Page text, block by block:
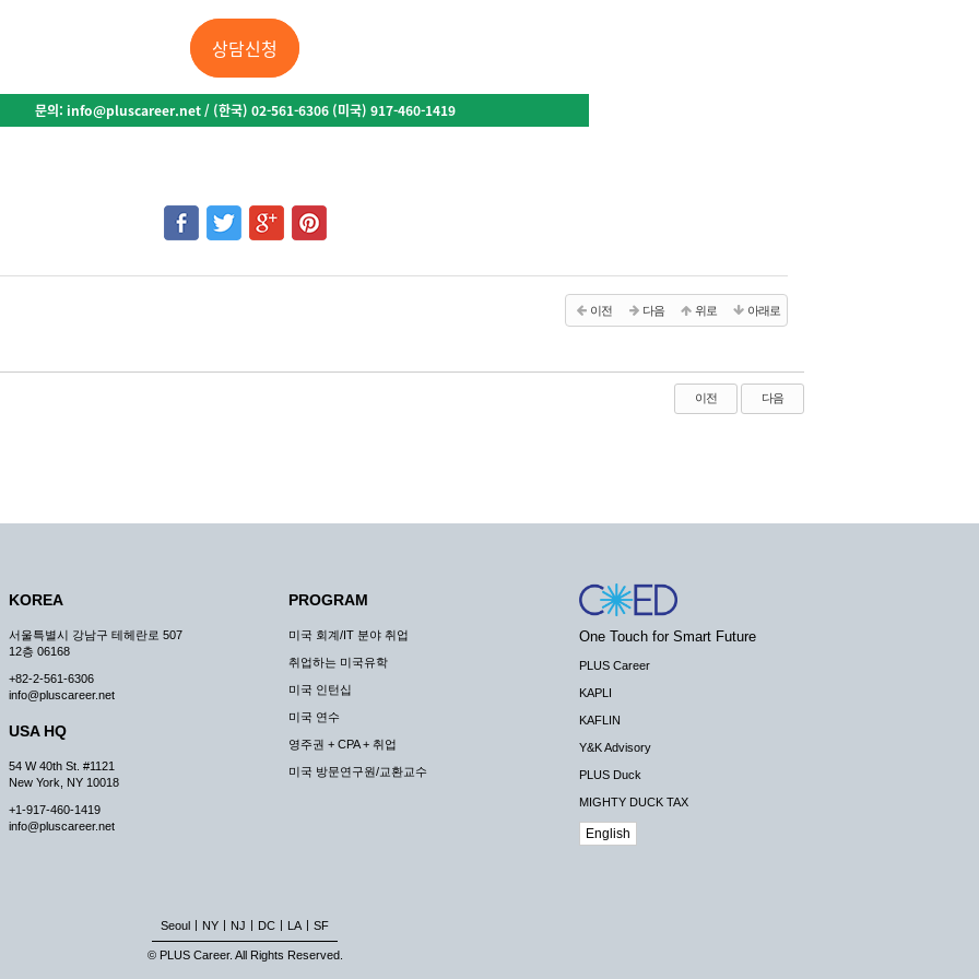
상담신청
문의: info@pluscareer.net / (한국) 02-561-6306 (미국) 917-460-1419
이전 다음 위로 아래로
이전 다음
KOREA
서울특별시 강남구 테헤란로 507
12층 06168
+82-2-561-6306
info@pluscareer.net
USA HQ
54 W 40th St. #1121
New York, NY 10018
+1-917-460-1419
info@pluscareer.net
PROGRAM
미국 회계/IT 분야 취업
취업하는 미국유학
미국 인턴십
미국 연수
영주권 + CPA + 취업
미국 방문연구원/교환교수
One Touch for Smart Future
PLUS Career
KAPLI
KAFLIN
Y&K Advisory
PLUS Duck
MIGHTY DUCK TAX
English
Seoul NY NJ DC LA SF
© PLUS Career. All Rights Reserved.